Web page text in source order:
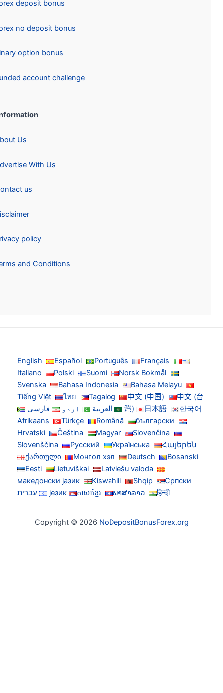
Forex deposit bonus
Forex no deposit bonus
Binary option bonus
Funded account challenge
Information:
About Us
Advertise With Us
Contact us
Disclaimer
Privacy policy
Terms and Conditions
English Español Português
Français
Italiano
Polski Suomi
Norsk Bokmål
Svenska
Bahasa Indonesia
Bahasa Melayu
Tiếng Việt
ไทย Tagalog 中文 (中国)
中文 (台
灣)
日本語 한국어 العربية اردو
فارسی
Afrikaans
Türkçe Română
български
Hrvatski
Čeština Magyar
Slovenčina
Slovenščina
Русский Українська
Հայերեն
ქართული
Монгол хэл Deutsch
Bosanski
Eesti
Lietuviškai
Latviešu valoda
македонски јазик
Kiswahili Shqip
Српски
језик
ភាសាខ្មែរ ພາສາລາວ हिन्दी עברית
Copyright © 2026NoDepositBonusForex.org